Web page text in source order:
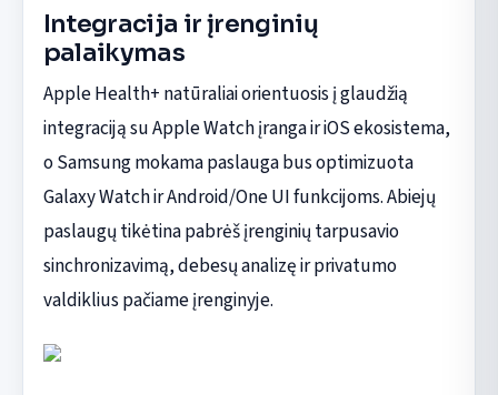
Integracija ir įrenginių
palaikymas
Apple Health+ natūraliai orientuosis į glaudžią
integraciją su Apple Watch įranga ir iOS ekosistema,
o Samsung mokama paslauga bus optimizuota
Galaxy Watch ir Android/One UI funkcijoms. Abiejų
paslaugų tikėtina pabrėš įrenginių tarpusavio
sinchronizavimą, debesų analizę ir privatumo
valdiklius pačiame įrenginyje.